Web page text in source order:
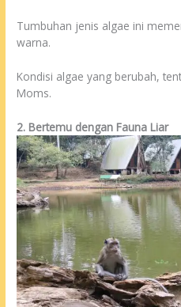
Tumbuhan jenis algae ini
warna.
Kondisi algae yang berubah,
Moms.
2. Bertemu dengan Fauna Liar